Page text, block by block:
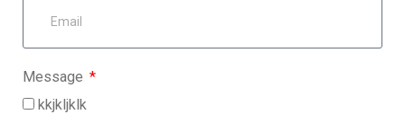
Message
kkjkljklk